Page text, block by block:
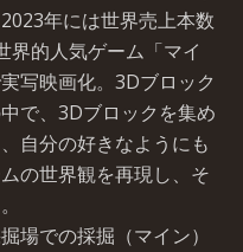
年には世界売上本数
界的人気ゲーム「マイ
写映画化。3Dブロック
で、3Dブロックを集め
自分の好きなようにも
の世界観を再現し、そ
場での採掘（マイン）